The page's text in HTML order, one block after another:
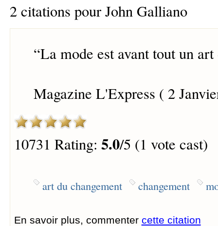
2 citations pour John Galliano
“La mode est avant tout un
Magazine L'Express ( 2
10731 Rating: 5.0/5 (1 vote cast)
art du changement changement
En savoir plus, commenter cette citation